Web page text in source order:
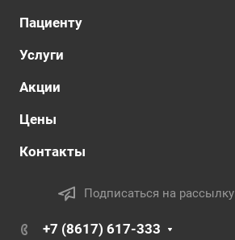
Пациенту
Услуги
Акции
Цены
Контакты
Подписаться на рассылку
+7 (8617) 617-333